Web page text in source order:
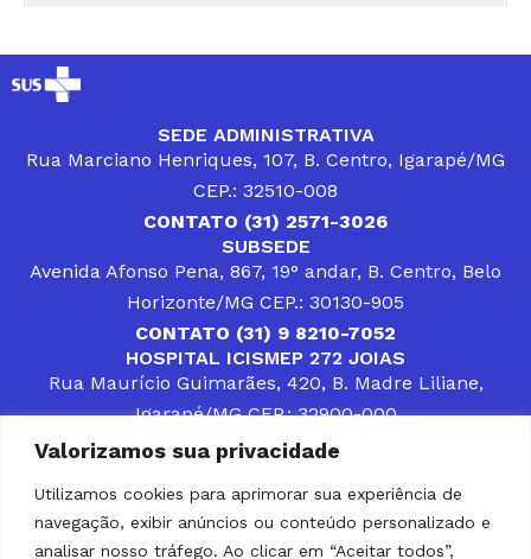
Valorizamos sua privacidade
Utilizamos cookies para aprimorar sua experiência de
navegação, exibir anúncios ou conteúdo personalizado e
analisar nosso tráfego. Ao clicar em “Aceitar todos”,
SEDE ADMINISTRATIVA
Rua Marciano Henriques, 107, B. Centro, Igarapé/MG
CEP.: 32510-008
CONTATO (31) 2571-3026
SUBSEDE
Avenida Afonso Pena, 867, 19° andar, B. Centro, Belo
Horizonte/MG CEP.: 30130-905
CONTATO (31) 9 8210-7052
HOSPITAL ICISMEP 272 JOIAS
Rua Maurício Guimarães, 420, B. Madre Liliane,
Igarapé/MG CEP.: 32900-000
CONTATOS (31) 3512-4400 ou (31) 9 8309-8660
DESENVOLVER SOLUÇÕES, AÇÕES E SERVIÇOS
PÚBLICOS QUE COMPLEMENTEM A ASSISTÊNCIA À
POPULAÇÃO DA REGIÃO EM QUE ATUA, SENDO
PARCEIRO DOS MUNICÍPIOS CONSORCIADOS NA
SOLUÇÃO DE DIFICULDADES ENFRENTADAS POR